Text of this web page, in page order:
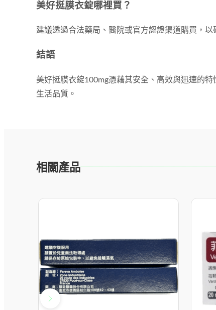
美好挺膜衣錠哪裡買？
建議透過合法藥局、醫院或官方認證渠道購買，以
結語
美好挺膜衣錠100mg憑藉其安全、高效與迅速的
生活品質。
相關產品